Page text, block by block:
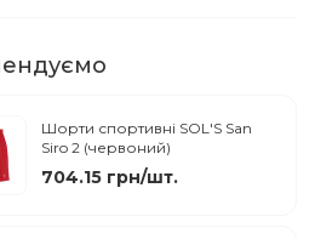
Шорти спортивні SOL'S San
Siro 2 (червоний)
704.15 грн/шт.